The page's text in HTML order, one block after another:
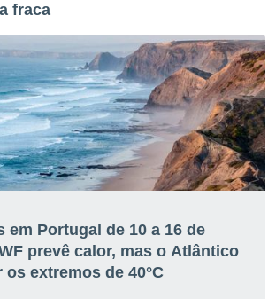
fraca
em Portugal de 10 a 16 de
prevê calor, mas o Atlântico
os extremos de 40°C